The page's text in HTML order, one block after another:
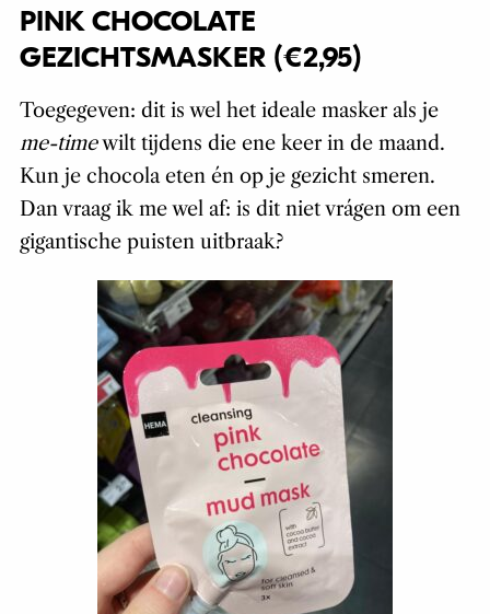
PINK CHOCOLATE
GEZICHTSMASKER (€2,95)
Toegegeven: dit is wel het ideale masker als je
me-timewilt tijdens die ene keer in de maand.
Kun je chocola eten én op je gezicht smeren.
Dan vraag ik me wel af: is dit niet vrágen om een
gigantische puisten uitbraak?